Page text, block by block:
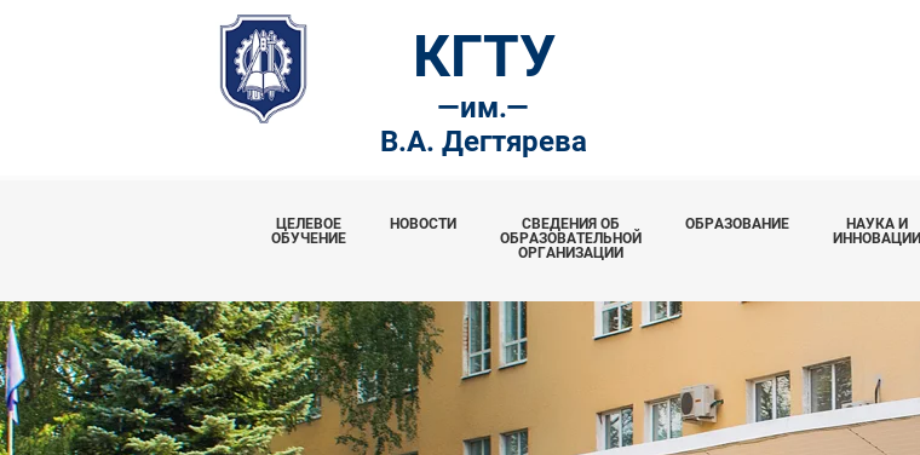
КГТУ
—им.—
В.А. Дегтярева
ЦЕЛЕВОЕ
ОБУЧЕНИЕ
НОВОСТИ
СВЕДЕНИЯ ОБ
ОБРАЗОВАТЕЛЬНОЙ
ОРГАНИЗАЦИИ
ОБРАЗОВАНИЕ
НАУКА И
ИННОВАЦИИ